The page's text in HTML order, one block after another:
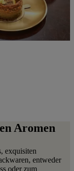
Aromen
exquisiten
entweder
oder zum